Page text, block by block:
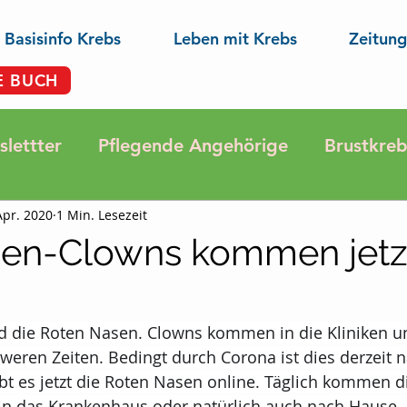
Basisinfo Krebs Leben mit Krebs Zeitung
BUCH
Pflegende Angehörige
Darmkrebs
der Forschung Lungenkrebs
Clowns kommen
2020 1 Min. Lesezeit
die Roten Nasen. Clowns kommen in die Kliniken
Zeiten. Bedingt durch Corona ist dies derzeit
es jetzt die Roten Nasen online. Täglich kommen